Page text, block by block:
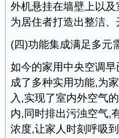
外机悬挂在墙壁上以
为居住者打造出整洁、
(四)功能集成满足多元
如今的家用中央空调
成了多种实用功能,为
入,实现了室内外空气
内,同时排出污浊空气,
浓度,让家人时刻呼吸